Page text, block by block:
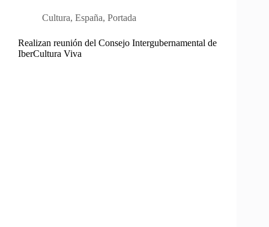
Cultura, España, Portada
Realizan reunión del Consejo Intergubernamental de
IberCultura Viva